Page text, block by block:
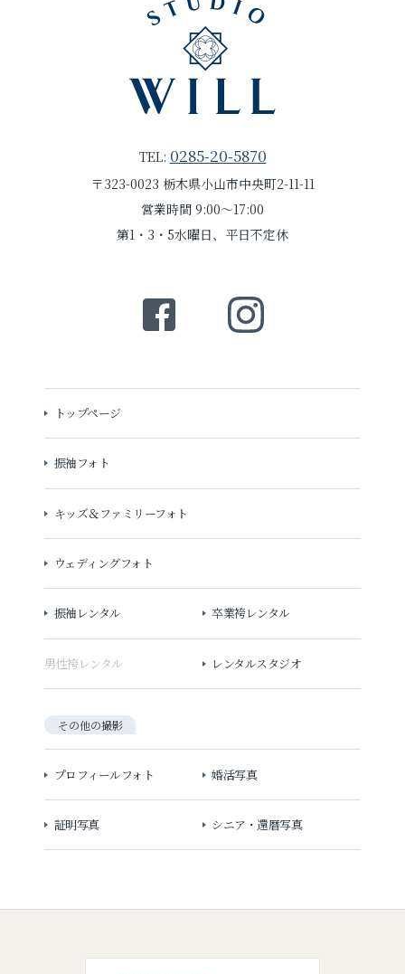
TEL: 0285-20-5870
〒323-0023 栃木県小山市中央町2-11-11
営業時間 9:00～17:00
第1・3・5水曜日、平日不定休
トップページ
振袖フォト
キッズ＆ファミリーフォト
ウェディングフォト
振袖レンタル 卒業袴レンタル
男性袴レンタル レンタルスタジオ
その他の撮影
プロフィールフォト 婚活写真
証明写真 シニア・還暦写真